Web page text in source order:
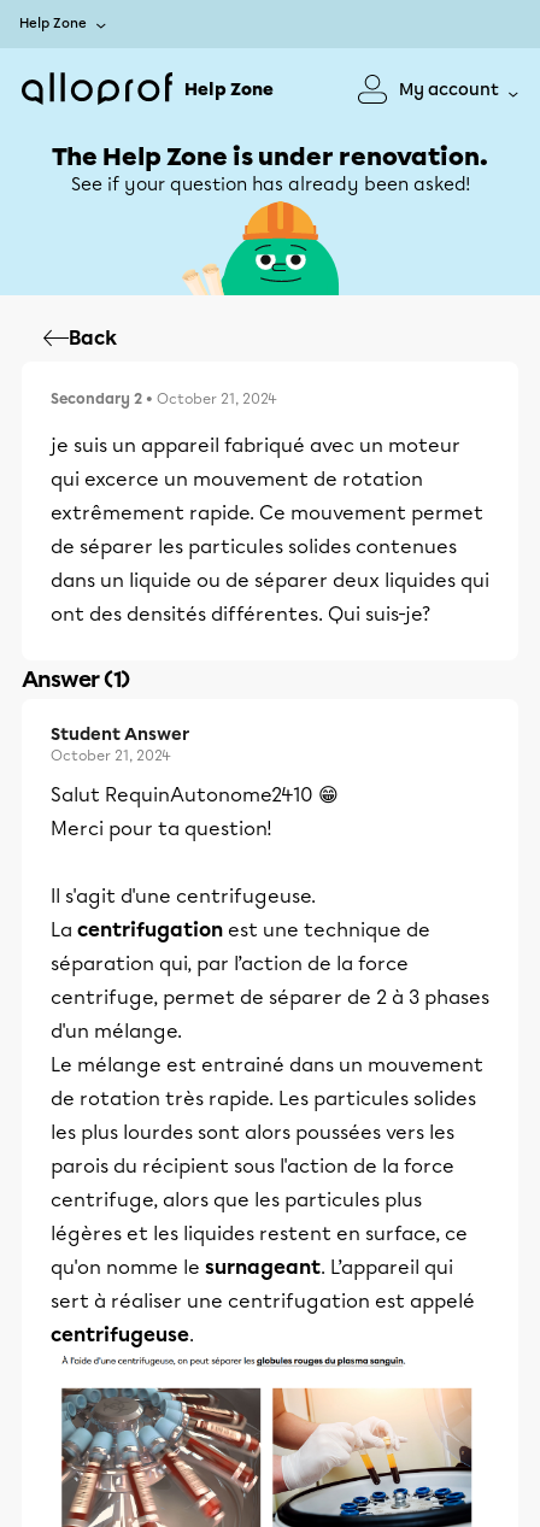
Help Zone
Help Zone My account
The Help Zone is under renovation.
See if your question has already been asked!
Back
Secondary 2 • October 21, 2024
je suis un appareil fabriqué avec un moteur
qui excerce un mouvement de rotation
extrêmement rapide. Ce mouvement permet
de séparer les particules solides contenues
dans un liquide ou de séparer deux liquides qui
ont des densités différentes. Qui suis-je?
Answer (1)
Student Answer
October 21, 2024
Salut RequinAutonome2410 😁
Merci pour ta question!
Il s'agit d'une centrifugeuse.
La centrifugation est une technique de
séparation qui, par l’action de la force
centrifuge, permet de séparer de 2 à 3 phases
d'un mélange.
Le mélange est entrainé dans un mouvement
de rotation très rapide. Les particules solides
les plus lourdes sont alors poussées vers les
parois du récipient sous l'action de la force
centrifuge, alors que les particules plus
légères et les liquides restent en surface, ce
qu'on nomme le surnageant. L’appareil qui
sert à réaliser une centrifugation est appelé
centrifugeuse.